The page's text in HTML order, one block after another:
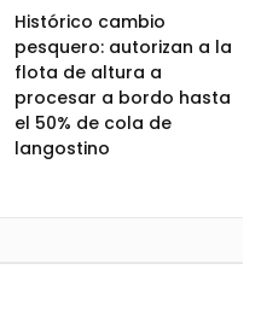
Histórico cambio
pesquero: autorizan a la
flota de altura a
procesar a bordo hasta
el 50% de cola de
langostino